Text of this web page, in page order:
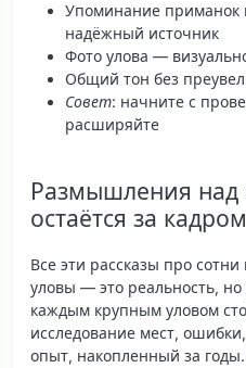
Упоминание приманок
надёжный источник
Фото улова —
Общий тон без
Совет: начните с
расширяйте
Размышления над
остаётся за кадром
Все эти рассказы про
уловы — это реальность, но
каждым крупным уловом
исследование мест,
опыт, накопленный за